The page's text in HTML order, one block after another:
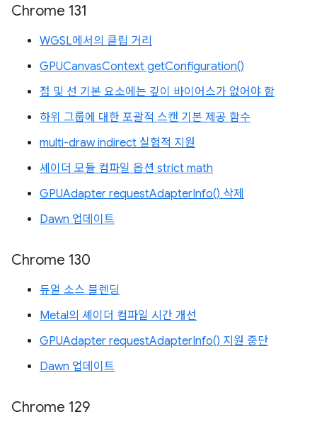
Chrome 131
WGSL에서의 클립 거리
GPUCanvasContext getConfiguration()
점 및 선 기본 요소에는 깊이 바이어스가 없어야 함
하위 그룹에 대한 포괄적 스캔 기본 제공 함수
multi-draw indirect 실험적 지원
셰이더 모듈 컴파일 옵션 strict math
GPUAdapter requestAdapterInfo() 삭제
Dawn 업데이트
Chrome 130
듀얼 소스 블렌딩
Metal의 셰이더 컴파일 시간 개선
GPUAdapter requestAdapterInfo() 지원 중단
Dawn 업데이트
Chrome 129